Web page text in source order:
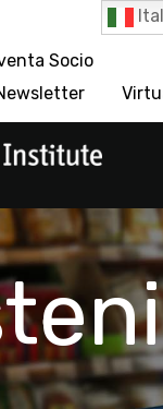
Socio